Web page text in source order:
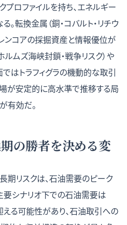
ロファイルを持ち、エネルギー
転換金属（銅・コバルト・リチウ
ンコアの採掘資産と情報優位が
ルムズ海峡封鎖・戦争リスク）や
はトラフィグラの機動的な取引
が安定的に高水準で推移する局
有効だ。
の勝者を決める変
期リスクは、石油需要のピーク
要シナリオ下での石油需要は
る可能性があり、石油取引への